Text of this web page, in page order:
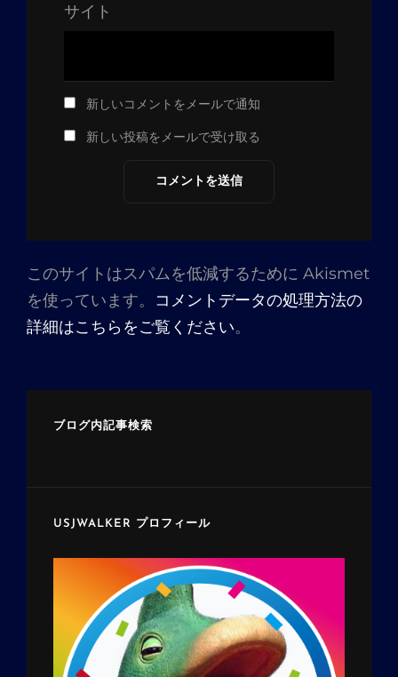
サイト
新しいコメントをメールで通知
新しい投稿をメールで受け取る
このサイトはスパムを低減するために Akismet
を使っています。 コメントデータの処理方法の
詳細はこちらをご覧ください。
ブログ内記事検索
USJWALKER プロフィール